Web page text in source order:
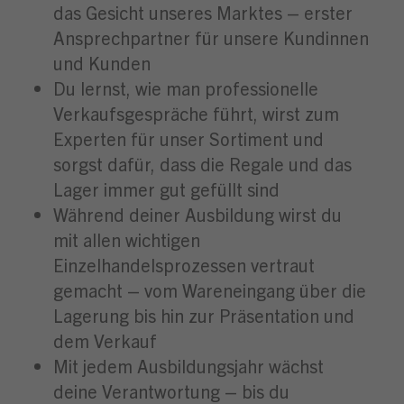
das Gesicht unseres Marktes – erster
Ansprechpartner für unsere Kundinnen
und Kunden
Du lernst, wie man professionelle
Verkaufsgespräche führt, wirst zum
Experten für unser Sortiment und
sorgst dafür, dass die Regale und das
Lager immer gut gefüllt sind
Während deiner Ausbildung wirst du
mit allen wichtigen
Einzelhandelsprozessen vertraut
gemacht – vom Wareneingang über die
Lagerung bis hin zur Präsentation und
dem Verkauf
Mit jedem Ausbildungsjahr wächst
deine Verantwortung – bis du